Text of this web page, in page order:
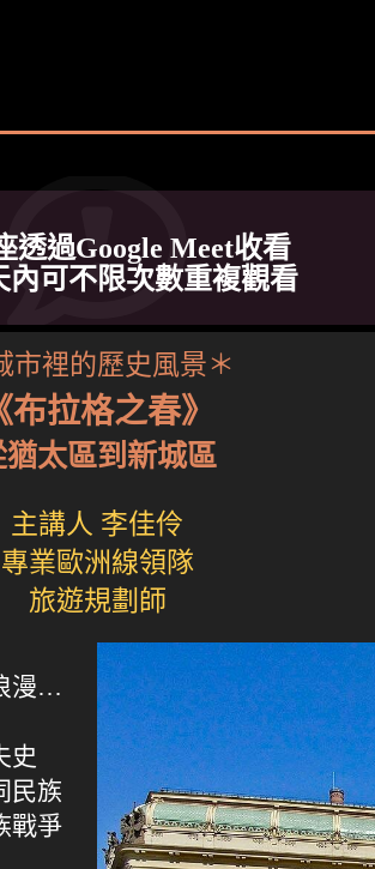
透過Google Meet收看
內可不限次數重複觀看
市裡的歷史風景＊
布拉格之春》
猶太區到新城區
主講人 李佳伶
專業歐洲線領隊
旅遊規劃師
漫…
史
民族
戰爭